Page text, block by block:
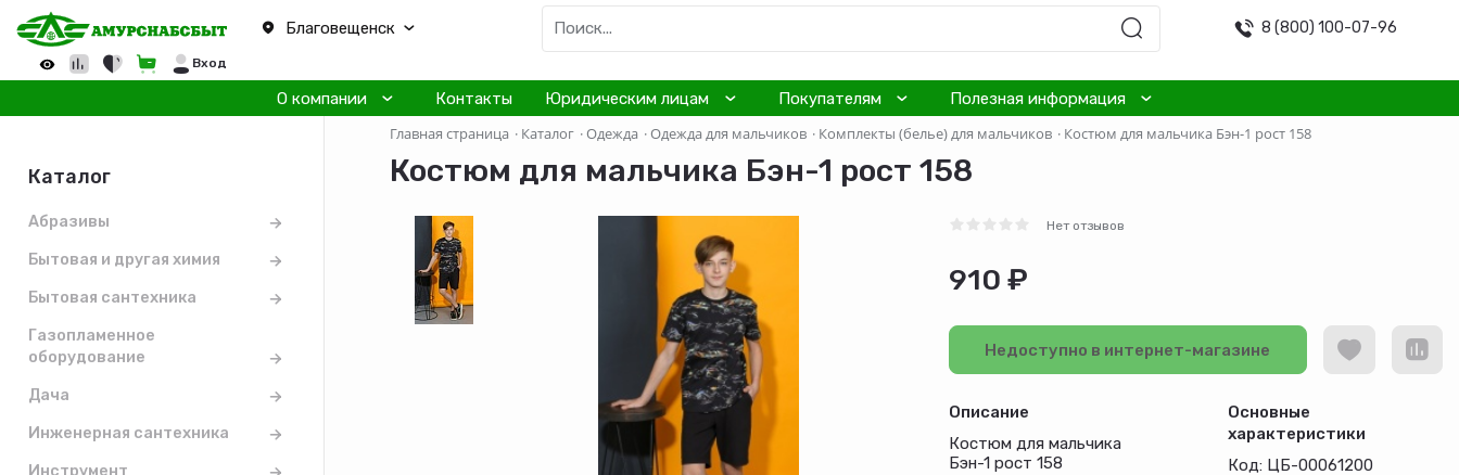
Благовещенск 8 (800) 100-07-96
Вход
О компании Контакты Юридическим лицам Покупателям Полезная информация
Каталог
Абразивы
Бытовая и другая химия
Бытовая сантехника
Газопламенное
оборудование
Дача
Инженерная сантехника
Инструмент
Главная страница · Каталог ·Одежда ·Одежда для мальчиков · Комплекты (белье) для мальчиков · Костюм для мальчика Бэн-1 рост 158
Костюм для мальчика Бэн-1 рост 158
Нет отзывов
910 ₽
Недоступно в интернет-магазине
Описание
Костюм для мальчика
Бэн-1 рост 158
Основные
характеристики
Код: ЦБ-00061200